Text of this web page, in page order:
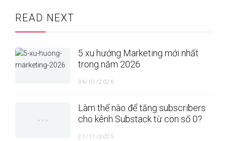
READ NEXT
5 xu hướng Marketing mới nhất
trong năm 2026
06/01/2026
Làm thế nào để tăng subscribers
cho kênh Substack từ con số 0?
21/11/2025